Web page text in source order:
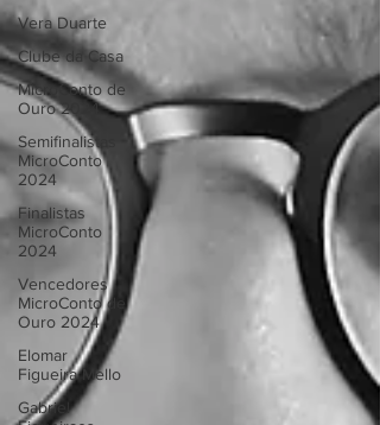
Vera Duarte
Clube da Casa
MicroConto de
Ouro 2024
Semifinalistas
MicroConto
2024
Finalistas
MicroConto
2024
Vencedores
MicroConto de
Ouro 2024
Elomar
Figueira Mello
Gabriel